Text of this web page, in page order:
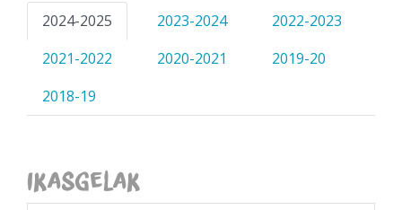
2024-2025
2023-2024
2022-2023
2021-2022
2020-2021
2019-20
2018-19
Ikasgelak